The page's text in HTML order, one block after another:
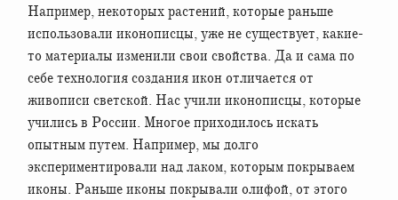
Например, некоторых растений, которые раньше
использовали иконописцы, уже не существует, какие-
то материалы изменили свои свойства. Да и сама по
себе технология создания икон отличается от
живописи светской. Нас учили иконописцы, которые
учились в России. Многое приходилось искать
опытным путем. Например, мы долго
экспериментировали над лаком, которым покрываем
иконы. Раньше иконы покрывали олифой, от этого